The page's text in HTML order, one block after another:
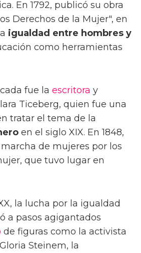
En 1792, publicó su obra
Derechos de la Mujer", en
igualdad entre hombres y
como herramientas
fue la escritora y
Ticeberg, quien fue una
tratar el tema de la
en el siglo XIX. En 1848,
de mujeres por los
que tuvo lugar en
la lucha por la igualdad
a pasos agigantados
de figuras como la activista
Steinem, la